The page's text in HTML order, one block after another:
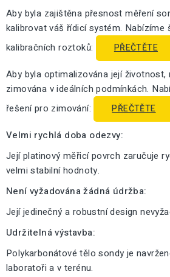
Aby byla zajištěna přesnost měření
kalibrovat váš řídicí systém. Nabízíme
kalibračních roztoků:
PŘEČTĚTE
Aby byla optimalizována její
zimována v ideálních podmínkách.
řešení pro zimování:
PŘEČTĚTE
Velmi rychlá doba odezvy:
Její platinový měřicí povrch zaručuje
velmi stabilní hodnoty.
Není vyžadována žádná údržba:
Její jedinečný a robustní design
Udržitelná výstavba:
Polykarbonátové tělo sondy je
laboratoři a v terénu.